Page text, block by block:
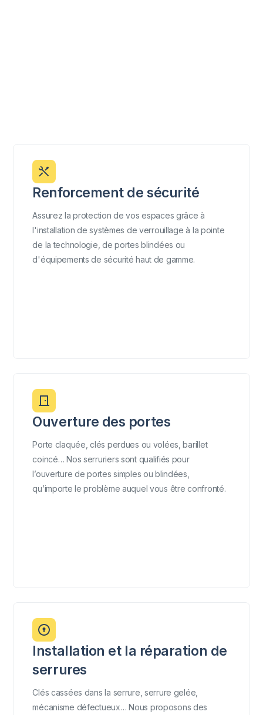
Renforcement de sécurité
Assurez la protection de vos espaces grâce à
l'installation de systèmes de verrouillage à la pointe
de la technologie, de portes blindées ou
d'équipements de sécurité haut de gamme.
Ouverture des portes
Porte claquée, clés perdues ou volées, barillet
coincé… Nos serruriers sont qualifiés pour
l’ouverture de portes simples ou blindées,
qu’importe le problème auquel vous être confronté.
Installation et la réparation de
serrures
Clés cassées dans la serrure, serrure gelée,
mécanisme défectueux… Nous proposons des